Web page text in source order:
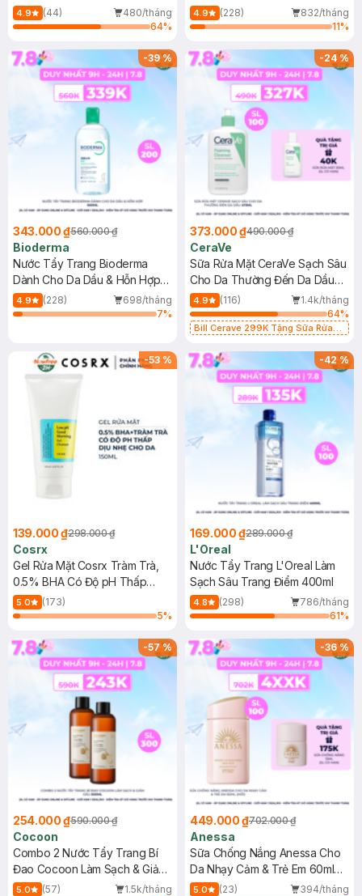
Mới)
4.9 (44)
480/tháng
64%
4.9 (228)
832/tháng
11%
-39%
343.000 ₫560.000 ₫
Bioderma
Nước Tẩy Trang Bioderma
Dành Cho Da Dầu & Hỗn Hợp
500ml
4.9 (228)
698/tháng
7%
-24%
373.000 ₫490.000 ₫
CeraVe
Sữa Rửa Mặt CeraVe Sạch Sâu
Cho Da Thường Đến Da Dầu
473ml
4.9 (116)
1.4k/tháng
64%
Bill Cerave 299K Tặng Sữa Rửa
-53 %
139.000 ₫298.000 ₫
Cosrx
Gel Rửa Mặt Cosrx Tràm Trà,
0.5% BHA Có Độ pH Thấp
150ml
5.0
(173)
5%
-42%
169.000 ₫289.000 ₫
L'Oreal
Nước Tẩy Trang L'Oreal Làm
Sạch Sâu Trang Điểm 400ml
4.8 (298)
786/tháng
61%
-57%
254.000 ₫590.000 ₫
Cocoon
Combo 2 Nước Tẩy Trang Bí
Đao Cocoon Làm Sạch & Giảm
Dầu 500ml
5.0 (57)
1.5k/tháng
-36%
449.000 ₫702.000 ₫
Anessa
Sữa Chống Nắng Anessa Cho
Da Nhạy Cảm & Trẻ Em 60ml
(Mới)
5.0 (23)
394/tháng